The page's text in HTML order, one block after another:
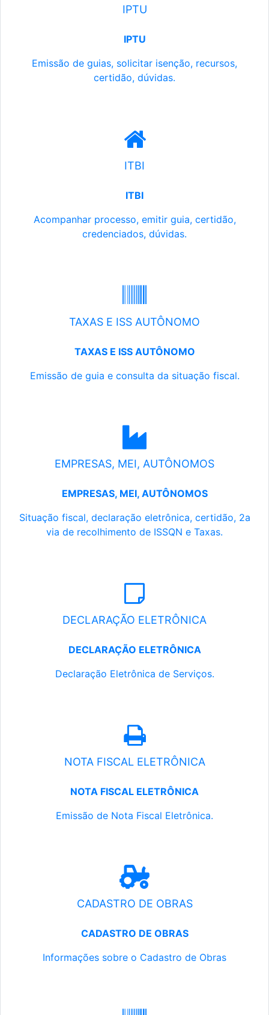
IPTU
IPTU
Emissão de guias, solicitar isenção, recursos,
certidão, dúvidas.
ITBI
ITBI
Acompanhar processo, emitir guia, certidão,
credenciados, dúvidas.
TAXAS E ISS AUTÔNOMO
TAXAS E ISS AUTÔNOMO
Emissão de guia e consulta da situação fiscal.
EMPRESAS, MEI, AUTÔNOMOS
EMPRESAS, MEI, AUTÔNOMOS
Situação fiscal, declaração eletrônica, certidão, 2a
via de recolhimento de ISSQN e Taxas.
DECLARAÇÃO ELETRÔNICA
DECLARAÇÃO ELETRÔNICA
Declaração Eletrônica de Serviços.
NOTA FISCAL ELETRÔNICA
NOTA FISCAL ELETRÔNICA
Emissão de Nota Fiscal Eletrônica.
CADASTRO DE OBRAS
CADASTRO DE OBRAS
Informações sobre o Cadastro de Obras